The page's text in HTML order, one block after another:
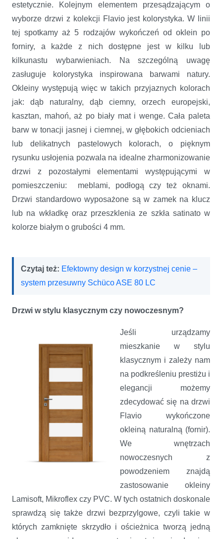
estetycznie. Kolejnym elementem przesądzającym o
wyborze drzwi z kolekcji Flavio jest kolorystyka. W linii
tej spotkamy aż 5 rodzajów wykończeń od oklein po
forniry, a każde z nich dostępne jest w kilku lub
kilkunastu wybarwieniach. Na szczególną uwagę
zasługuje kolorystyka inspirowana barwami natury.
Okleiny występują więc w takich przyjaznych kolorach
jak: dąb naturalny, dąb ciemny, orzech europejski,
kasztan, mahoń, aż po biały mat i wenge. Cała paleta
barw w tonacji jasnej i ciemnej, w głębokich odcieniach
lub delikatnych pastelowych kolorach, o pięknym
rysunku usłojenia pozwala na idealne zharmonizowanie
drzwi z pozostałymi elementami występującymi w
pomieszczeniu: meblami, podłogą czy też oknami.
Drzwi standardowo wyposażone są w zamek na klucz
lub na wkładkę oraz przeszklenia ze szkła satinato w
kolorze białym o grubości 4 mm.
Czytaj też: Efektowny design w korzystnej cenie –
system przesuwny Schüco ASE 80 LC
Drzwi w stylu klasycznym czy nowoczesnym?
Jeśli urządzamy
mieszkanie w stylu
klasycznym i zależy nam
na podkreśleniu prestiżu i
elegancji możemy
zdecydować się na drzwi
Flavio wykończone
okleiną naturalną (fornir).
We wnętrzach
nowoczesnych z
powodzeniem znajdą
zastosowanie okleiny
Lamisoft, Mikroflex czy PVC. W tych ostatnich doskonale
sprawdzą się także drzwi bezprzylgowe, czyli takie w
których zamknięte skrzydło i ościeżnica tworzą jedną